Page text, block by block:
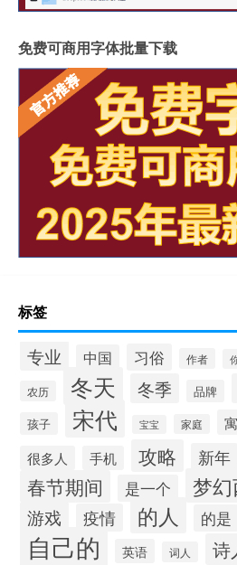
免费可商用字体批量下载
标签
专业 中国 习俗 作者
农历 冬天 冬季 品牌
孩子 宋代 宝宝 家庭
很多人 手机 攻略 新年
春节期间 是一个 梦
游戏 疫情 的人 的是
自己的 英语 词人 诗